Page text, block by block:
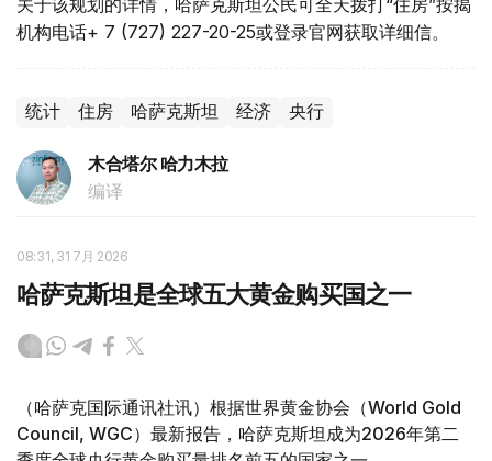
关于该规划的详情，哈萨克斯坦公民可全天拨打“住房”按揭
机构电话+ 7 (727) 227-20-25或登录官网获取详细信。
统计 住房 哈萨克斯坦 经济 央行
木合塔尔 哈力木拉
编译
08:31, 31 7月 2026
哈萨克斯坦是全球五大黄金购买国之一
（哈萨克国际通讯社讯）根据世界黄金协会（World Gold
Council, WGC）最新报告，哈萨克斯坦成为2026年第二